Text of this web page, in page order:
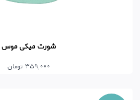
شورت میکی موس
359,000 تومان